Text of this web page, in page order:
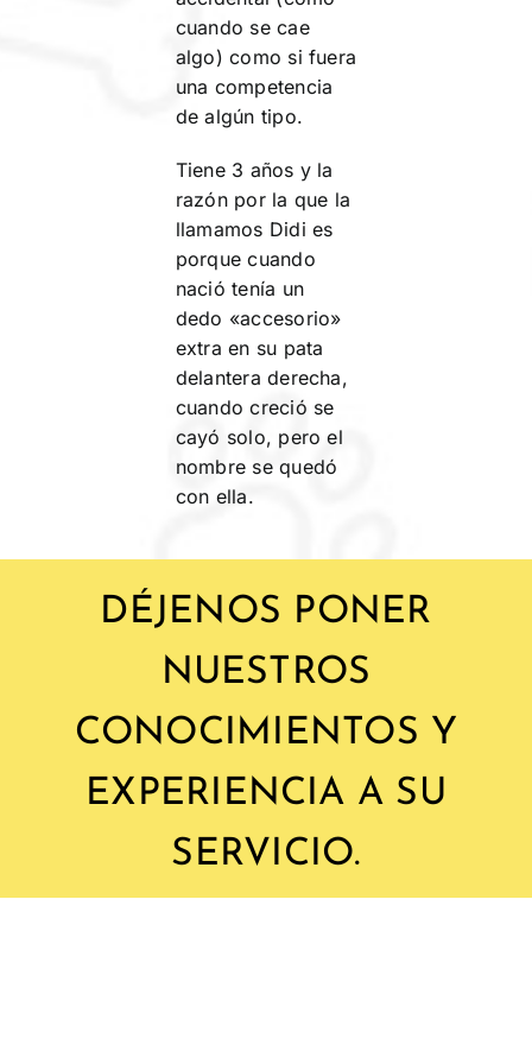
cuando se cae
algo) como si fuera
una competencia
de algún tipo.
Tiene 3 años y la
razón por la que la
llamamos Didi es
porque cuando
nació tenía un
dedo «accesorio»
extra en su pata
delantera derecha,
cuando creció se
cayó solo, pero el
nombre se quedó
con ella.
DÉJENOS PONER
NUESTROS
CONOCIMIENTOS Y
EXPERIENCIA A SU
SERVICIO.